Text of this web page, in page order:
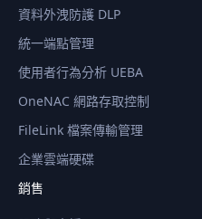
資料外洩防護 DLP
統一端點管理
使用者行為分析 UEBA
OneNAC 網路存取控制
FileLink 檔案傳輸管理
企業雲端硬碟
銷售